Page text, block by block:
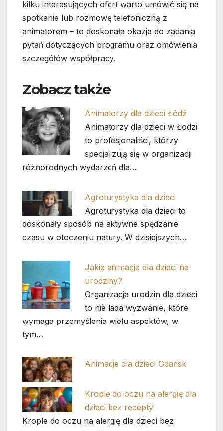
kilku interesujących ofert warto umówić się na
spotkanie lub rozmowę telefoniczną z
animatorem – to doskonała okazja do zadania
pytań dotyczących programu oraz omówienia
szczegółów współpracy.
Zobacz także
Animatorzy dla dzieci Łódź
Animatorzy dla dzieci w Łodzi
to profesjonaliści, którzy
specjalizują się w organizacji
różnorodnych wydarzeń dla…
Agroturystyka dla dzieci
Agroturystyka dla dzieci to
doskonały sposób na aktywne spędzanie
czasu w otoczeniu natury. W dzisiejszych…
Jakie animacje dla dzieci na
urodziny?
Organizacja urodzin dla dzieci
to nie lada wyzwanie, które
wymaga przemyślenia wielu aspektów, w
tym…
Animacje dla dzieci Gdańsk
Krople do oczu na alergię dla
dzieci bez recepty
Krople do oczu na alergię dla dzieci bez